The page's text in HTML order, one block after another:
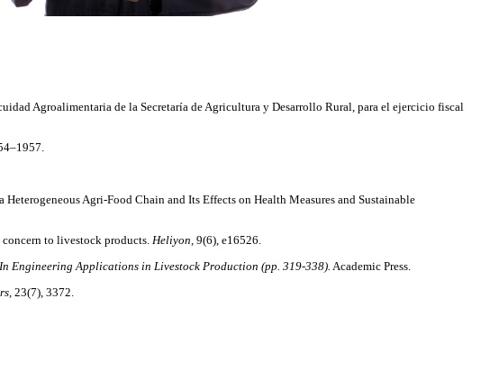
Agroalimentaria de la Secretaría de Agricultura y Desarrollo Rural, para el ejercicio fiscal
Agri-Food Chain and Its Effects on Health Measures and Sustainable
to livestock products. Heliyon, 9(6), e16526.
In Engineering Applications in Livestock Production (pp. 319-338). Academic Press.
23(7), 3372.